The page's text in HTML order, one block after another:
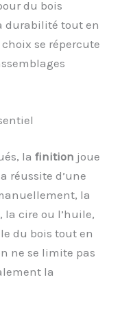
du bois
durabilité tout en
se répercute
lafinition joue
réussite d’une
la
cire ou l’huile,
du bois tout en
ne se limite pas
la